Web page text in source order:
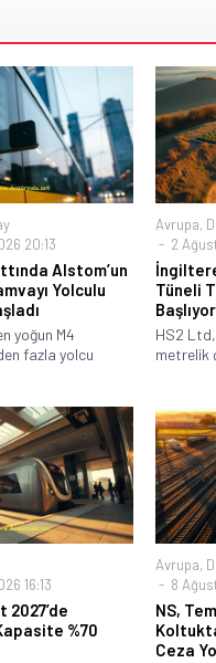
20:13
Alstom’un
Yolculu
yoğun M4
fazla yolcu
Avrupa,
2
Tüneli
Başlıyor
HS2
metrelik
16:13
2027’de
%70
Avrupa,
8
NS,
Ceza